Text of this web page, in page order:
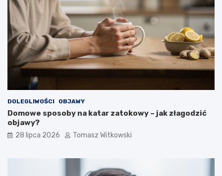
DOLEGLIWOŚCI OBJAWY
Domowe sposoby na katar zatokowy – jak złagodzić
objawy?
28 lipca 2026 Tomasz Witkowski